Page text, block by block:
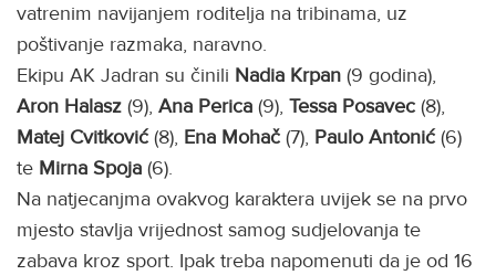
vatrenim navijanjem roditelja na tribinama, uz
poštivanje razmaka, naravno.
Ekipu AK Jadran su činili Nadia Krpan (9 godina),
Aron Halasz (9), Ana Perica (9), Tessa Posavec (8),
Matej Cvitković(8), Ena Mohač (7), Paulo Antonić(6)
te Mirna Spoja (6).
Na natjecanjma ovakvog karaktera uvijek se na prvo
mjesto stavlja vrijednost samog sudjelovanja te
zabava kroz sport. Ipak treba napomenuti da je od 16